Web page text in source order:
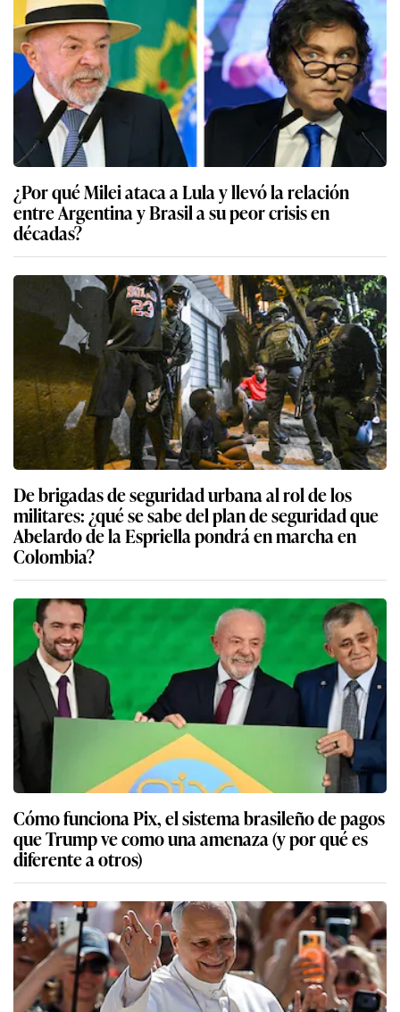
¿Por qué Milei ataca a Lula y llevó la relación
entre Argentina y Brasil a su peor crisis en
décadas?
De brigadas de seguridad urbana al rol de los
militares: ¿qué se sabe del plan de seguridad que
Abelardo de la Espriella pondrá en marcha en
Colombia?
Cómo funciona Pix, el sistema brasileño de pagos
que Trump ve como una amenaza (y por qué es
diferente a otros)